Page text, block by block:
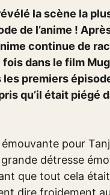
la scène la
de l’anime !
continue de
dans le film
premiers
qu’il était piégé
pour
détresse
que tout cela
dire froidement